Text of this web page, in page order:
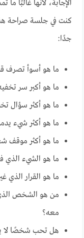
الإجابة، لأنها غالبًا
كنت في جلسة صراحة
جدًا:
ما هو أسوأ
ما هو أكبر سر
ما هو أكثر سؤال
ما هو أكثر شيء
ما هو أكثر موقف
ما هو الشيء الذي
ما هو القرار الذي
من هو الشخص
معه؟
هل تحب شخصًا لا